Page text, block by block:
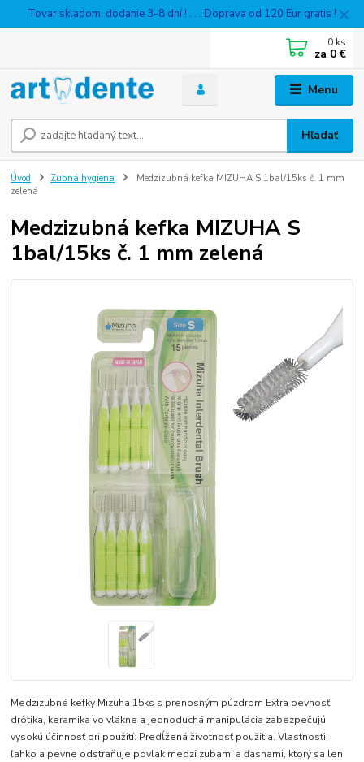
Tovar skladom, dodanie 3-8 dní ! . . . Doprava od 120 Eur gratis !
Menu
Hľadať
0 ks
za 0 €
Úvod Zubná hygiena
Medzizubná kefka MIZUHA S 1bal/15ks č. 1 mm
zelená
Medzizubná kefka MIZUHA S
1bal/15ks č. 1 mm zelená
Medzizubné kefky Mizuha 15ks s prenosným púzdrom Extra pevnosť
drôtika, keramika vo vlákne a jednoduchá manipulácia zabezpečujú
vysokú účinnosť pri použití. Predĺžená životnosť použitia. Vlastnosti:
ľahko a pevne odstraňuje povlak medzi zubami a ďasnami, ktorý sa len